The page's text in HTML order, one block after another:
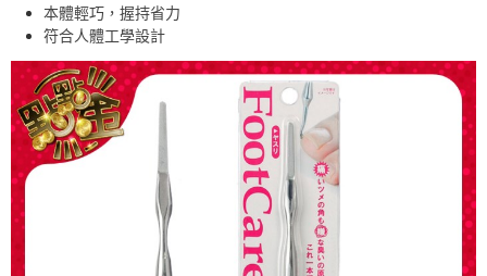
本體輕巧，握持省力
符合人體工學設計